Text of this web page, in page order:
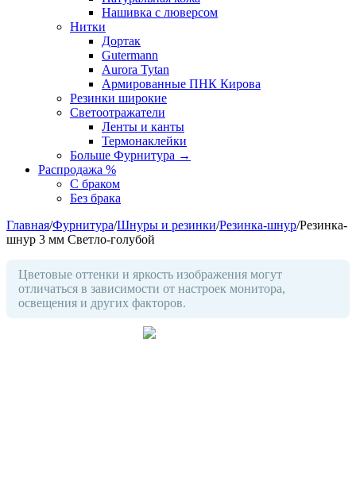
Нашивка с люверсом
Нитки
Дортак
Gutermann
Aurora Tytan
Армированные ПНК Кирова
Резинки широкие
Светоотражатели
Ленты и канты
Термонаклейки
Больше Фурнитура →
Распродажа %
С браком
Без брака
Главная/Фурнитура/Шнуры и резинки/Резинка-шнур/Резинка-
шнур 3 мм Светло-голубой
Цветовые оттенки и яркость изображения могут
отличаться в зависимости от настроек монитора,
освещения и других факторов.